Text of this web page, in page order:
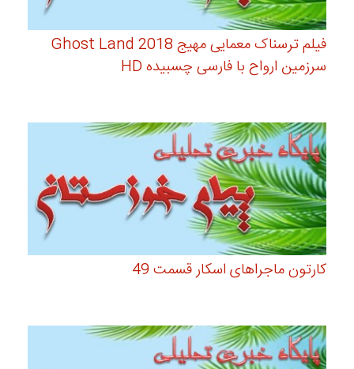
فیلم ترسناک معمایی مهیج Ghost Land 2018
سرزمین ارواح با فارسی چسبیده HD
کارتون ماجراهای اسکار قسمت 49